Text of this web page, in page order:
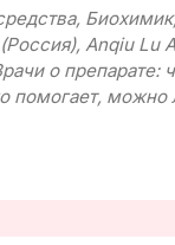
Anqiu Lu
о препарате:
помогает, можно